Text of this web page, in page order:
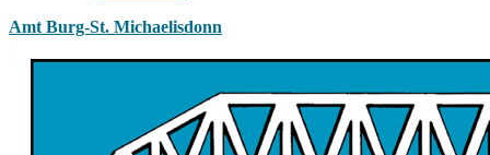
Amt Burg-St. Michaelisdonn